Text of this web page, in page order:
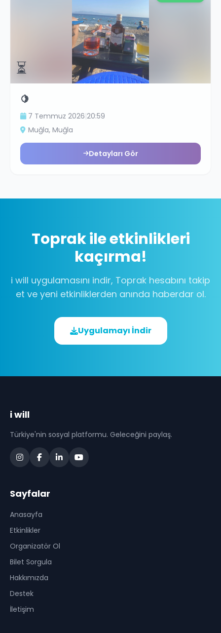
⏳
🍋
7 Temmuz 2026|20:59
Muğla, Muğla
Detayları Gör
Toprakile etkinlikleri
kaçırma!
i will uygulamasını indir, Toprak hesabını takip
et ve yeni etkinliklerden anında haberdar ol.
Uygulamayı İndir
i will
Türkiye'nin sosyal platformu. Geleceğini paylaş.
Sayfalar
Anasayfa
Etkinlikler
Organizatör Ol
Bilet Sorgula
Hakkımızda
Destek
İletişim